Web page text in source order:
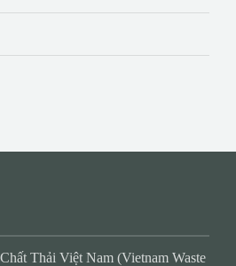
Thải Việt Nam (Vietnam Waste